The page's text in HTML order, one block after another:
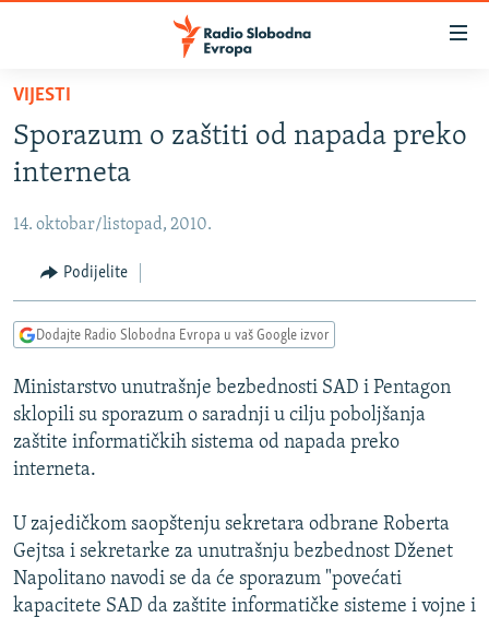
Pređite
glavni
sadržaj
na
navigaciju
Pređite
na
BOSNA I HERCEGOVINA
KOSOVO
CRNA GORA
VIDEO
FOTOGALERIJE
INFOGRAFIKE
PODCASTI
RAT U UKRAJINI
KINA NA BALKANU
RSE PRIČE IZ SVIJETA
ISPRIČAJ MI
DNEVNO@RSE
SPECIJALI RSE
VIJESTI
Sporazum o zaštiti od napada preko
interneta
14. oktobar/listopad, 2010.
Podijelite
Dodajte Radio Slobodna Evropa u vaš Google izvor
Ministarstvo unutrašnje bezbednosti SAD i Pentagon
sklopili su sporazum o saradnji u cilju poboljšanja
zaštite informatičkih sistema od napada preko
interneta.
U zajedičkom saopštenju sekretara odbrane Roberta
Gejtsa i sekretarke za unutrašnju bezbednost Dženet
Napolitano navodi se da će sporazum "povećati
kapacitete SAD da zaštite informatičke sisteme i vojne i